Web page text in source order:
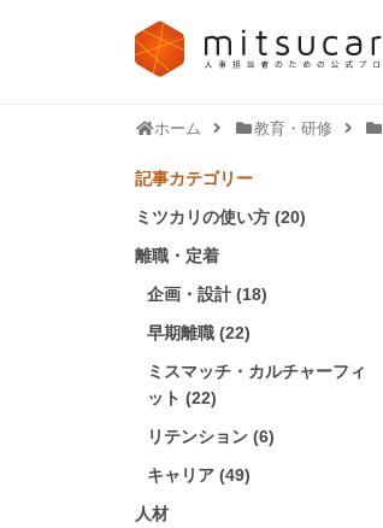
ホーム 教育・研修
記事カテゴリー
ミツカリの使い方 (20)
離職・定着
企画・設計 (18)
早期離職 (22)
ミスマッチ・カルチャーフィ
ット (22)
リテンション (6)
キャリア (49)
人材